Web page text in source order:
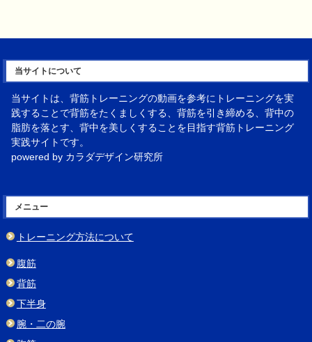
当サイトについて
当サイトは、背筋トレーニングの動画を参考にトレーニングを実
践することで背筋をたくましくする、背筋を引き締める、背中の
脂肪を落とす、背中を美しくすることを目指す背筋トレーニング
実践サイトです。
powered by カラダデザイン研究所
メニュー
トレーニング方法について
腹筋
背筋
下半身
腕・二の腕